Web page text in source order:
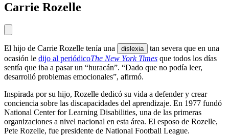
Carrie Rozelle
El hijo de Carrie Rozelle tenía una dislexia
tan severa que en una
ocasión le dijo al periódicoThe New York Times que todos los días
sentía que iba a pasar un “huracán”. “Dado que no podía leer,
desarrolló problemas emocionales”, afirmó.
Inspirada por su hijo, Rozelle dedicó su vida a defender y crear
conciencia sobre las discapacidades del aprendizaje. En 1977 fundó
National Center for Learning Disabilities, una de las primeras
organizaciones a nivel nacional en esta área. El esposo de Rozelle,
Pete Rozelle, fue presidente de National Football League.